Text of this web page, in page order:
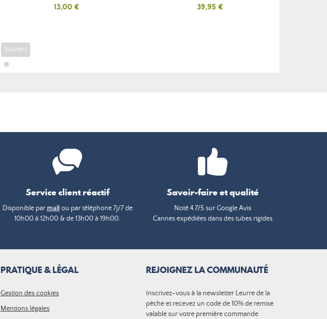
Prix
13,00 €
Prix
39,95 €
Suivant
Service client réactif
Disponible par mail ou par téléphone 7j/7 de
10h00 à 12h00 & de 13h00 à 19h00.
Savoir-faire et qualité
Noté 4.7/5 sur Google Avis
Cannes expédiées dans des tubes rigides
PRATIQUE & LÉGAL
Gestion des cookies
Mentions légales
REJOIGNEZ LA COMMUNAUTÉ
Inscrivez-vous à la newsletter Leurre de la
pêche et recevez un code de 10% de remise
valable sur votre première commande.